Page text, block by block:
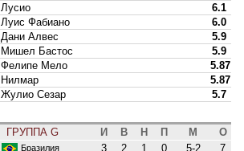
Лусио
6.1
Луис Фабиано
6.0
Дани Алвес
5.9
Мишел Бастос
5.9
Фелипе Мело
5.87
Нилмар
5.87
Жулио Сезар
5.7
ГРУППА G И В Н П М О
Бразилия 3 2 1 0 5-2 7